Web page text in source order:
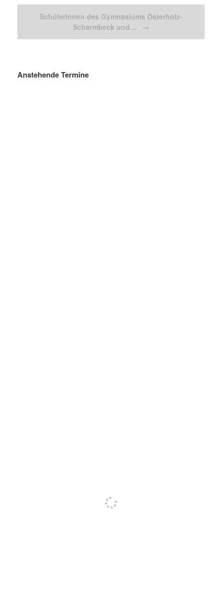
Schülerinnen des Gymnasiums Osterholz-
Scharmbeck und…
→
Anstehende Termine